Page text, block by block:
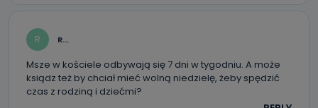
Telewizja Kablowa Pro-Art z siedzibą w miejscowości
Ostrów Wielkopolski (63-400) przy ul. Wolności 19 nie
przekazuje Państwa danych osobowych podmiotom
trzecim, jak również nie są one wykorzystywane w
procesach zautomatyzowanego profilowania.
R R...
Msze w kościele odbywają się 7 dni w tygodniu. A może
ksiądz też by chciał mieć wolną niedzielę, żeby spędzić
czas z rodziną i dziećmi?